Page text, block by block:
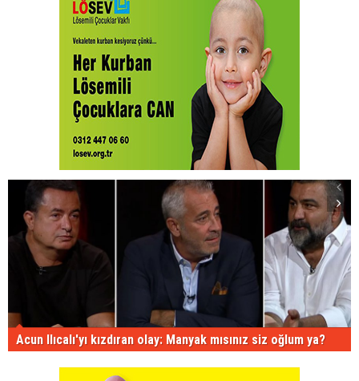
Acun Ilıcalı'yı kızdıran olay: Manyak mısınız siz oğlum ya?